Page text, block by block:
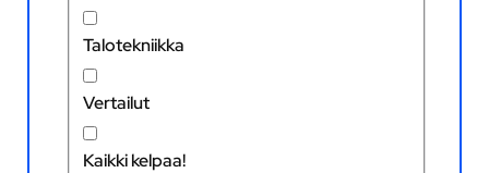
Talotekniikka
Vertailut
Kaikki kelpaa!